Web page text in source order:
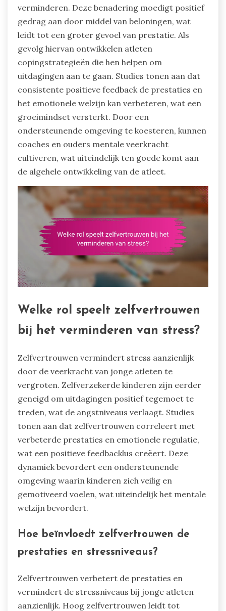
verminderen. Deze benadering moedigt positief
gedrag aan door middel van beloningen, wat
leidt tot een groter gevoel van prestatie. Als
gevolg hiervan ontwikkelen atleten
copingstrategieën die hen helpen om
uitdagingen aan te gaan. Studies tonen aan dat
consistente positieve feedback de prestaties en
het emotionele welzijn kan verbeteren, wat een
groeimindset versterkt. Door een
ondersteunende omgeving te koesteren, kunnen
coaches en ouders mentale veerkracht
cultiveren, wat uiteindelijk ten goede komt aan
de algehele ontwikkeling van de atleet.
Welke rol speelt zelfvertrouwen
bij het verminderen van stress?
Zelfvertrouwen vermindert stress aanzienlijk
door de veerkracht van jonge atleten te
vergroten. Zelfverzekerde kinderen zijn eerder
geneigd om uitdagingen positief tegemoet te
treden, wat de angstniveaus verlaagt. Studies
tonen aan dat zelfvertrouwen correleert met
verbeterde prestaties en emotionele regulatie,
wat een positieve feedbacklus creëert. Deze
dynamiek bevordert een ondersteunende
omgeving waarin kinderen zich veilig en
gemotiveerd voelen, wat uiteindelijk het mentale
welzijn bevordert.
Hoe beïnvloedt zelfvertrouwen de
prestaties en stressniveaus?
Zelfvertrouwen verbetert de prestaties en
vermindert de stressniveaus bij jonge atleten
aanzienlijk. Hoog zelfvertrouwen leidt tot